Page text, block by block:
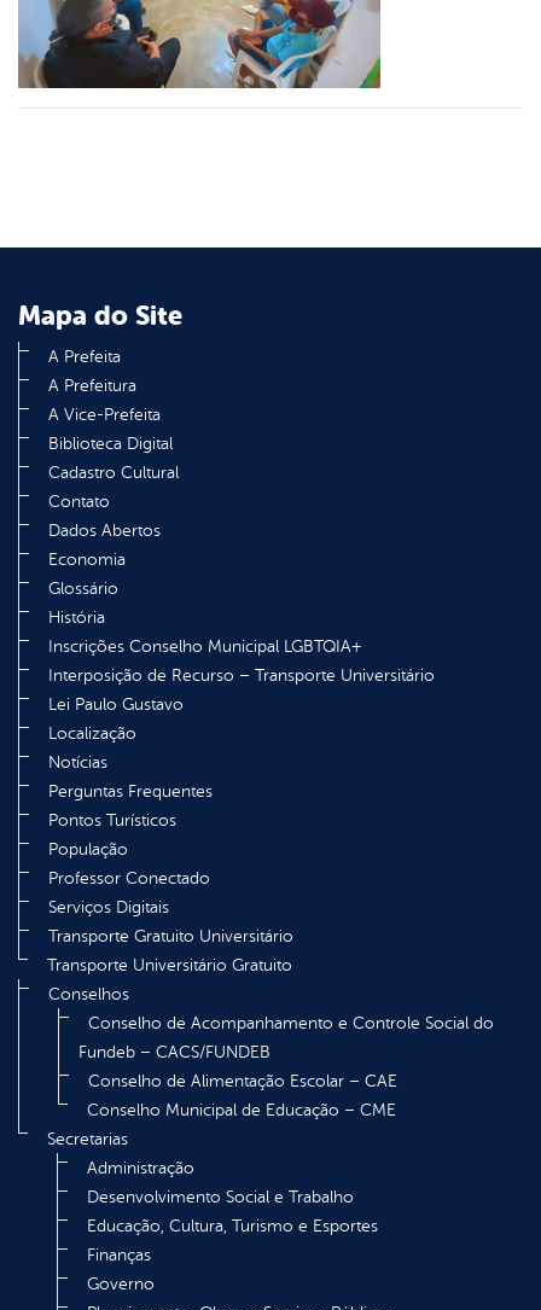
Mapa do Site
A Prefeita
A Prefeitura
A Vice-Prefeita
Biblioteca Digital
Cadastro Cultural
Contato
Dados Abertos
Economia
Glossário
História
Inscrições Conselho Municipal LGBTQIA+
Interposição de Recurso – Transporte Universitário
Lei Paulo Gustavo
Localização
Notícias
Perguntas Frequentes
Pontos Turísticos
População
Professor Conectado
Serviços Digitais
Transporte Gratuito Universitário
Transporte Universitário Gratuito
Conselhos
Conselho de Acompanhamento e Controle Social do
Fundeb – CACS/FUNDEB
Conselho de Alimentação Escolar – CAE
Conselho Municipal de Educação – CME
Secretarias
Administração
Desenvolvimento Social e Trabalho
Educação, Cultura, Turismo e Esportes
Finanças
Governo